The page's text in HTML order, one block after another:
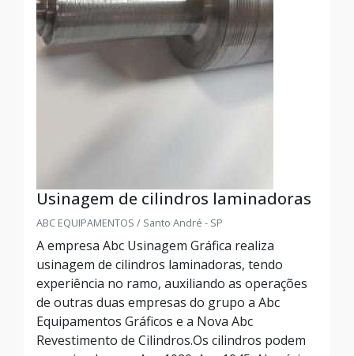
Usinagem de cilindros laminadoras
ABC EQUIPAMENTOS / Santo André - SP
A empresa Abc Usinagem Gráfica realiza
usinagem de cilindros laminadoras, tendo
experiência no ramo, auxiliando as operações
de outras duas empresas do grupo a Abc
Equipamentos Gráficos e a Nova Abc
Revestimento de Cilindros.Os cilindros podem